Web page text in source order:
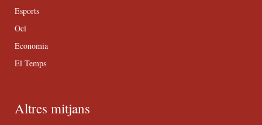
Esports
Oci
Economia
El Temps
Altres mitjans